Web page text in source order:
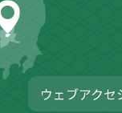
ウェブアク